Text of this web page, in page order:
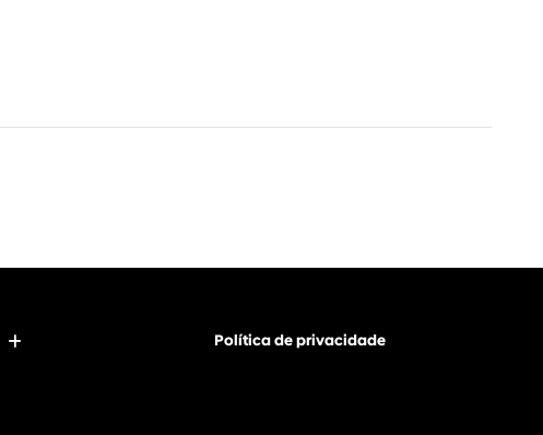
Política de privacidade